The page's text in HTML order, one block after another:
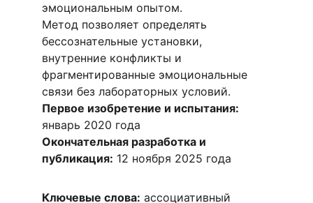
эмоциональным опытом.
Метод позволяет определять
бессознательные установки,
внутренние конфликты и
фрагментированные эмоциональные
связи без лабораторных условий.
Первое изобретение и испытания:
январь 2020 года
Окончательная разработка и
публикация: 12 ноября 2025 года
Ключевые слова: ассоциативный